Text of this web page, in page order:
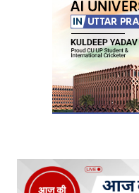
Submit Comment